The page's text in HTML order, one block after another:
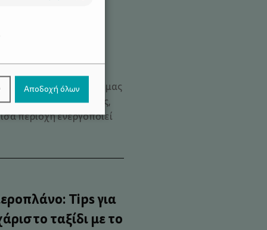
η ασυνείδητη κίνηση μας
και ζεστασιάς,
περιοχή ενεργοποιεί
Tips για
ταξίδι με το
Αποδοχή όλων